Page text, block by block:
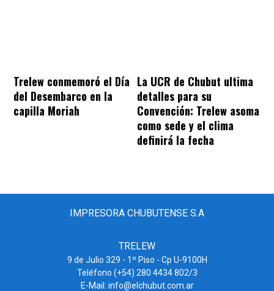
Trelew conmemoró el Día
del Desembarco en la
capilla Moriah
La UCR de Chubut ultima
detalles para su
Convención: Trelew asoma
como sede y el clima
definirá la fecha
IMPRESORA CHUBUTENSE S.A
TRELEW
9 de Julio 329 - 1º Piso - Cp U-9100H
Teléfono (+54) 280 4434 802/3
E-Mail: info@elchubut.com.ar